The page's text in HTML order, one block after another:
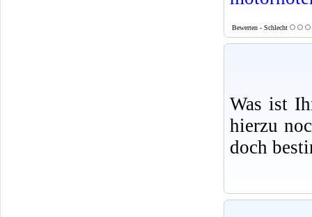
Bewerten - Schlecht
Was ist
hierzu
doch